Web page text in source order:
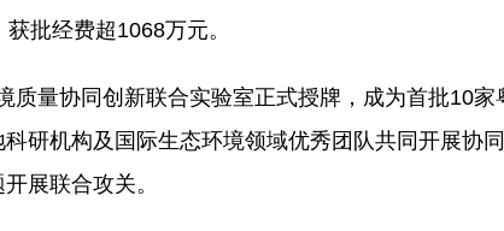
批经费超1068万元。
质量协同创新联合实验室正式授牌，成为首批10
研机构及国际生态环境领域优秀团队共同开展协
展联合攻关。